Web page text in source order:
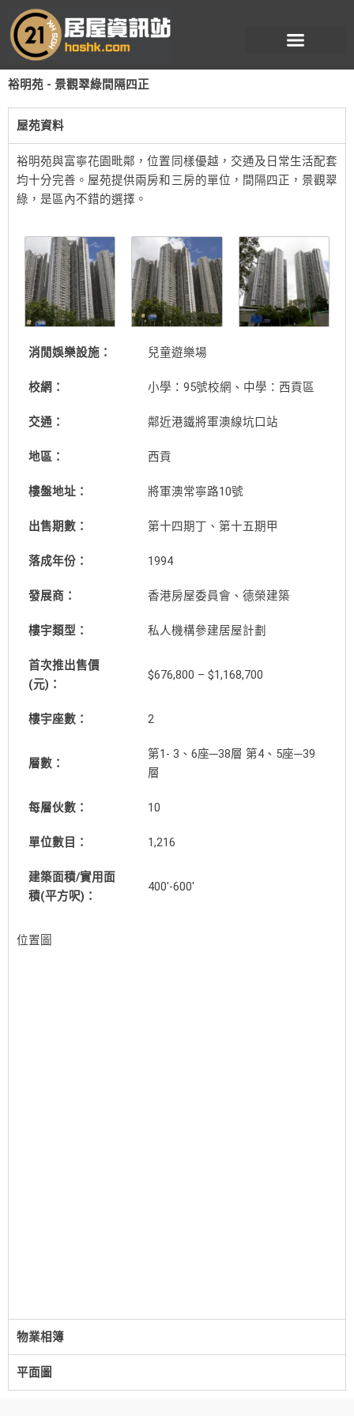
至
內裕明苑 - 景觀翠綠間隔四正
屋苑資料
裕明苑與富寧花園毗鄰，位置同樣優越，交通及日常生活配套
均十分完善。屋苑提供兩房和三房的單位，間隔四正，景觀翠
綠，是區內不錯的選擇。
消閒娛樂設施： 兒童遊樂場
校網： 小學：95號校網、中學：西貢區
交通： 鄰近港鐵將軍澳線坑口站
地區： 西貢
樓盤地址： 將軍澳常寧路10號
出售期數： 第十四期丁、第十五期甲
落成年份： 1994
發展商： 香港房屋委員會、德榮建築
樓宇類型： 私人機構參建居屋計劃
首次推出售價
(元)：
$676,800 – $1,168,700
樓宇座數： 2
層數：
第1- 3、6座─38層 第4、5座─39
層
每層伙數： 10
單位數目： 1,216
建築面積/實用面
積(平方呎)：
400′-600′
位置圖
物業相簿
平面圖